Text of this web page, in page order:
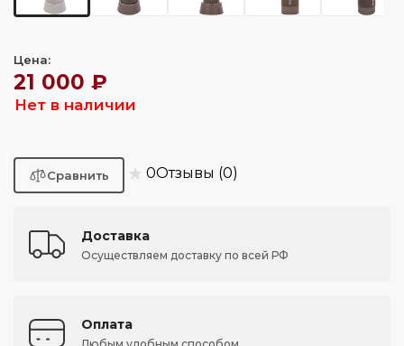
Цена:
21 000 ₽
Нет в наличии
★ 0Отзывы (0)
Доставка
Осуществляем доставку по всей РФ
Оплата